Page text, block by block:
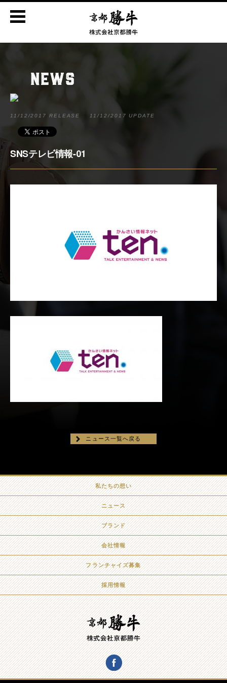
NEWS
11/12/2017 RELEASE 11/12/2017 UPDATE
SNSテレビ情報-01
ニュース一覧へ戻る
私たちの想い
ニュース
ブランド
会社情報
フランチャイズ募集
採用情報